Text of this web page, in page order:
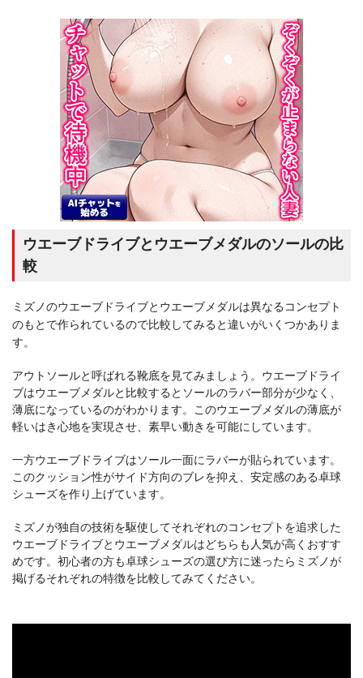
ウエーブドライブとウエーブメダルのソールの比
較
ミズノのウエーブドライブとウエーブメダルは異なるコンセプト
のもとで作られているので比較してみると違いがいくつかありま
す。
アウトソールと呼ばれる靴底を見てみましょう。ウエーブドライ
ブはウエーブメダルと比較するとソールのラバー部分が少なく、
薄底になっているのがわかります。このウエーブメダルの薄底が
軽いはき心地を実現させ、素早い動きを可能にしています。
一方ウエーブドライブはソール一面にラバーが貼られています。
このクッション性がサイド方向のブレを抑え、安定感のある卓球
シューズを作り上げています。
ミズノが独自の技術を駆使してそれぞれのコンセプトを追求した
ウエーブドライブとウエーブメダルはどちらも人気が高くおすす
めです。初心者の方も卓球シューズの選び方に迷ったらミズノが
掲げるそれぞれの特徴を比較してみてください。